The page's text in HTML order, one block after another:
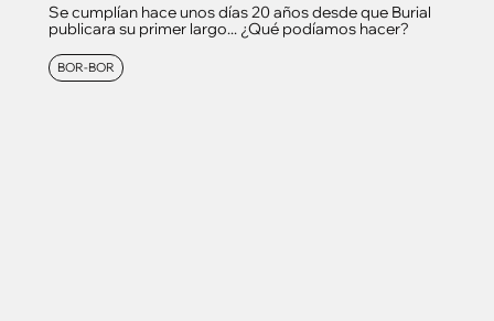
Se cumplían hace unos días 20 años desde que Burial
publicara su primer largo... ¿Qué podíamos hacer?
BOR-BOR